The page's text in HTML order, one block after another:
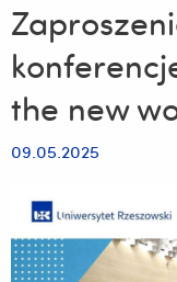
the new
09.05.2025